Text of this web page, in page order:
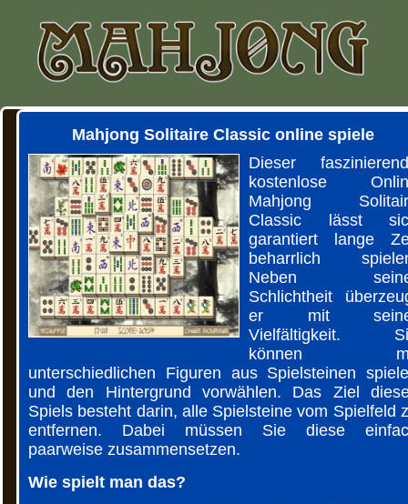
Mahjong Solitaire Classic online spiele
Dieser
kostenlose
Mahjong
Classic lässt
garantiert lange
beharrlich
Neben
Schlichtheit
er mit
Vielfältigkeit.
können
unterschiedlichen Figuren aus Spielsteinen
und den Hintergrund vorwählen. Das Ziel
Spiels besteht darin, alle Spielsteine vom Spielfeld
entfernen. Dabei müssen Sie diese
paarweise zusammensetzen.
Wie spielt man das?